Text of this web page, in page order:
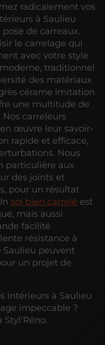
radicalement vos
à Saulieu
de carreaux.
le carrelage qui
avec votre style
traditionnel
des matériaux
cérame imitation
une multitude de
carreleurs
œuvre leur savoir-
rapide et efficace,
Nous
particulière aux
des joints et
pour un résultat
sol bien carrelé est
mais aussi
facilité
résistance à
Saulieu peuvent
un projet de
intérieurs à Saulieu
impeccable ?
Styl'Réno.